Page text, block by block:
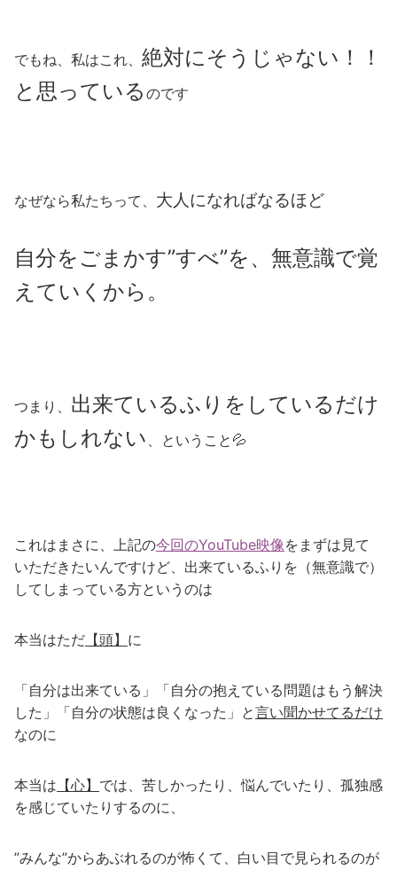
でもね、私はこれ、 絶対にそうじゃない！！
と思っている のです
なぜなら私たちって、 大人になればなるほど
自分をごまかす”すべ”を、無意識で覚
えていくから。
つまり、 出来ているふりをしているだけ
かもしれない 、ということ💦
これはまさに、上記の今回のYouTube映像をまずは見て
いただきたいんですけど、出来ているふりを（無意識で）
してしまっている方というのは
本当はただ 【頭】 に
「自分は出来ている」「自分の抱えている問題はもう解決
した」「自分の状態は良くなった」と言い聞かせてるだけ
なのに
本当は 【心】 では、苦しかったり、悩んでいたり、孤独感
を感じていたりするのに、
”みんな”からあぶれるのが怖くて、白い目で見られるのが